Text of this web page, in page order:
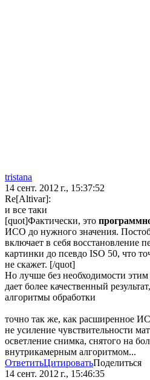
tristana
14 сент. 2012 г., 15:37:52
Re[Altivar]:
и все таки
[quot]Фактически, это
ИСО до нужного значения.
включает в себя восстановление
картинки до псевдо ISO 50, что
не скажет. [/quot]
Но лучше без необходимости
дает более качественный
алгоритмы обработки
точно так же, как расширенное
не усиление чувствительности
осветление снимка, снятого на
внутрикамерным алгоритмом...
ОтветитьЦитироватьПоделиться
14 сент. 2012 г., 15:46:35